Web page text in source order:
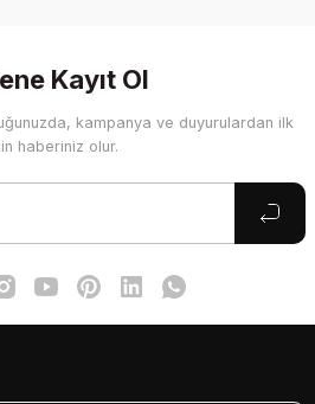
ederiz.
veya görüntülenemiyor.
Kayıt Ol
kampanya ve duyurulardan ilk
haberiniz olur.